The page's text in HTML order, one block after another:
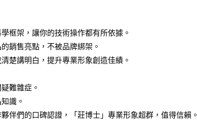
框架，讓你的技術操作都有所依據。
銷售亮點，不被品牌綁架。
楚講明白，提升專業形象創造佳績。
難雜症。
識。
伴們的口碑認證，「莊博士」專業形象超群，值得信賴。